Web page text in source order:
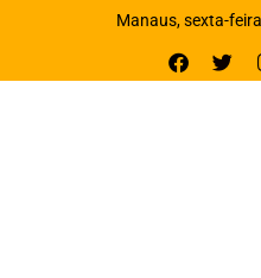
Manaus, sexta-